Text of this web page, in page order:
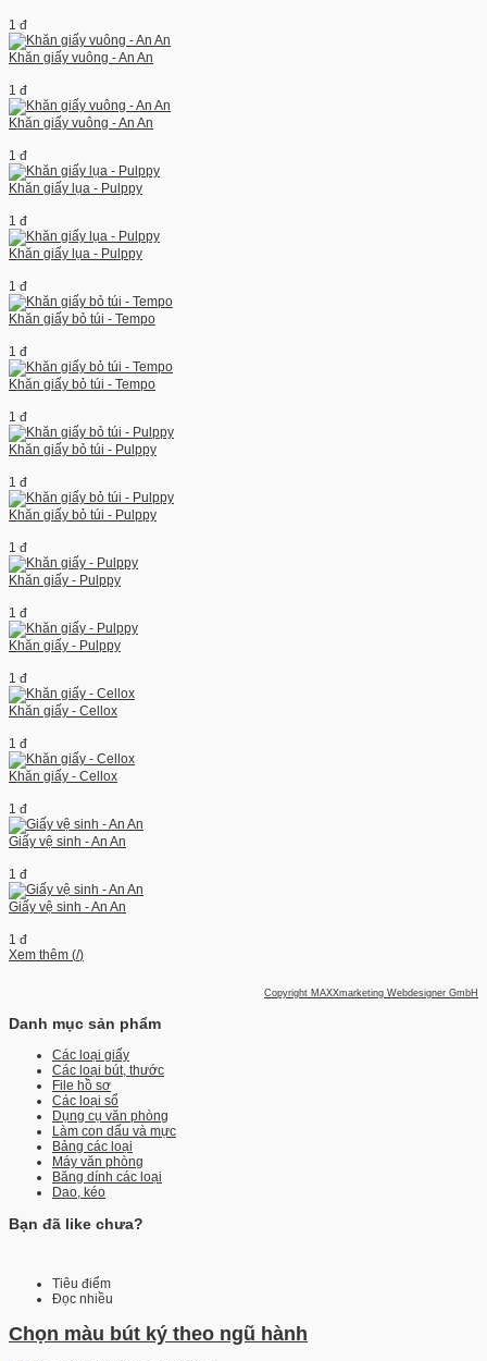
1 đ
Khăn giấy vuông - An An
1 đ
Khăn giấy vuông - An An
1 đ
Khăn giấy lụa - Pulppy
1 đ
Khăn giấy lụa - Pulppy
1 đ
Khăn giấy bỏ túi - Tempo
1 đ
Khăn giấy bỏ túi - Tempo
1 đ
Khăn giấy bỏ túi - Pulppy
1 đ
Khăn giấy bỏ túi - Pulppy
1 đ
Khăn giấy - Pulppy
1 đ
Khăn giấy - Pulppy
1 đ
Khăn giấy - Cellox
1 đ
Khăn giấy - Cellox
1 đ
Giấy vệ sinh - An An
1 đ
Giấy vệ sinh - An An
1 đ
Xem thêm (/)
Copyright MAXXmarketing Webdesigner GmbH
Danh mục sản phẩm
Các loại giấy
Các loại bút, thước
File hồ sơ
Các loại sổ
Dụng cụ văn phòng
Làm con dấu và mực
Bảng các loại
Máy văn phòng
Băng dính các loại
Dao, kéo
Bạn đã like chưa?
Tiêu điểm
Đọc nhiều
Chọn màu bút ký theo ngũ hành